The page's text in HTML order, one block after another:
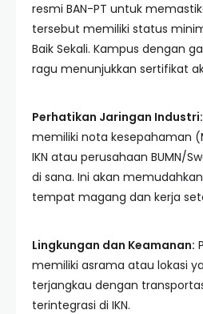
resmi BAN-PT untuk
tersebut memiliki status
Baik Sekali. Kampus dengan
ragu menunjukkan sertifikat
Perhatikan Jaringan Industri:
memiliki nota kesepahaman
IKN atau perusahaan BUMN/
di sana. Ini akan
tempat magang dan kerja
Lingkungan dan Keamanan:
memiliki asrama atau lokasi
terjangkau dengan
terintegrasi di IKN.